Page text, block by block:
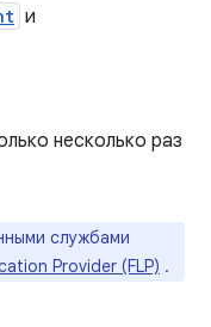
и
несколько раз
службами
Provider (FLP) .